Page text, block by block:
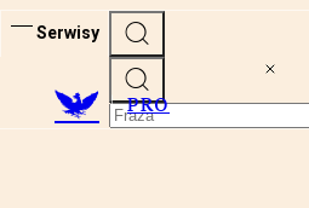
Serwisy
PRO